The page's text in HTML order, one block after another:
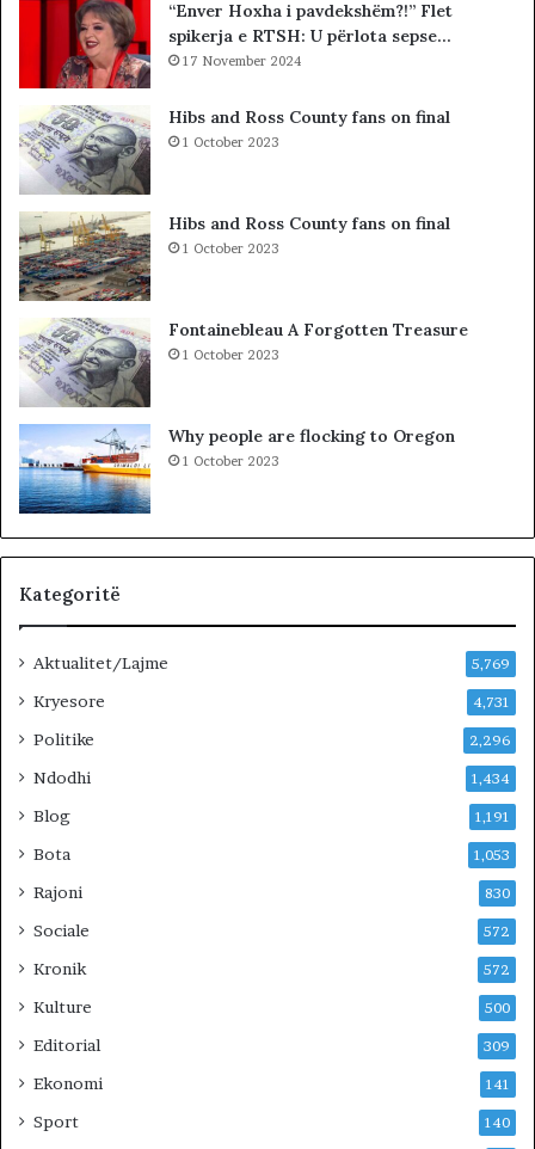
d
l
r
i
t
a
k
m
i
n
!
“Enver Hoxha i pavdekshëm?!” Flet
spikerja e RTSH: U përlota sepse…
17 November 2024
Hibs and Ross County fans on final
1 October 2023
Hibs and Ross County fans on final
1 October 2023
Fontainebleau A Forgotten Treasure
1 October 2023
Why people are flocking to Oregon
1 October 2023
Kategoritë
Aktualitet/Lajme 5,769
Kryesore 4,731
Politike 2,296
Ndodhi 1,434
Blog 1,191
Bota 1,053
Rajoni 830
Sociale 572
Kronik 572
Kulture 500
Editorial 309
Ekonomi 141
Sport 140